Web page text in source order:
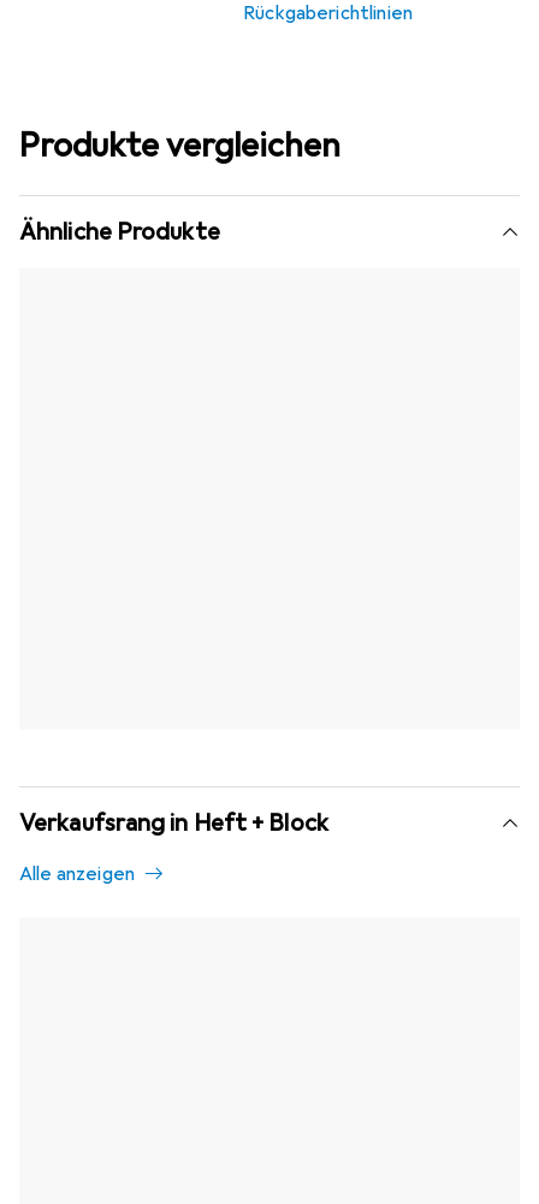
Rückgaberichtlinien
Produkte vergleichen
Ähnliche Produkte
Verkaufsrang in Heft + Block
Alle anzeigen